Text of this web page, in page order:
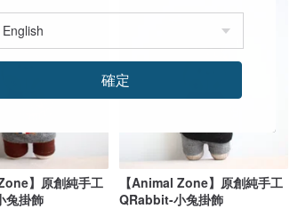
】原創純手工
兔掛飾
【Animal Zone】原創純手工
QRabbit-小兔掛飾
確定